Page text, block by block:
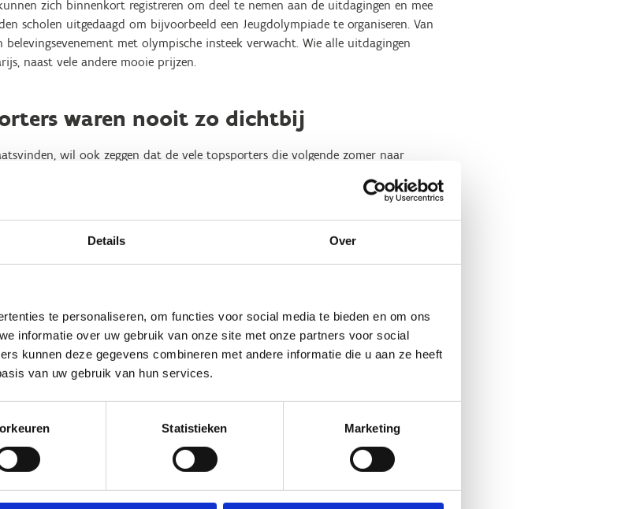
Details Over
te personaliseren, om functies voor social media te bieden en om ons
informatie over uw gebruik van onze site met onze partners voor social
kunnen deze gegevens combineren met andere informatie die u aan ze heeft
van uw gebruik van hun services.
Statistieken Marketing
zich binnenkort registreren om deel te nemen aan de uitdagingen en mee
scholen uitgedaagd om bijvoorbeeld een Jeugdolympiade te organiseren. Van
met olympische insteek verwacht. Wie alle uitdagingen
naast vele andere mooie prijzen.
waren nooit zo dichtbij
wil ook zeggen dat de vele topsporters die volgende zomer naar
Hofstade, Willebroek en Heusden-Zolder, en het maakt hen en de Spelen
zichtbaar zijn, want zien sporten, doet sporten.